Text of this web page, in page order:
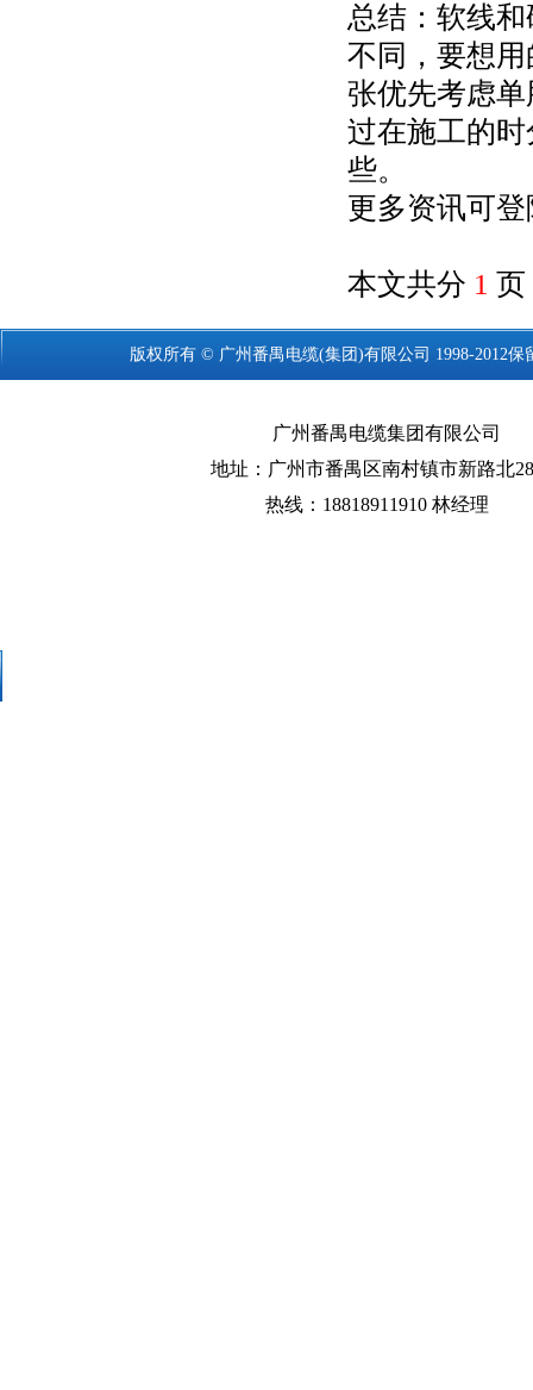
总结：软线
不同，要想
张优先考虑
过在施工的
些。
更多资讯可
本文共分 1 页
版权所有 © 广州 番禺电缆(集团)有限公司 1998-2012保
广州番禺电缆集团有限公司
地址：广州市番禺区南村镇市新路北
热线：18818911910 林经理